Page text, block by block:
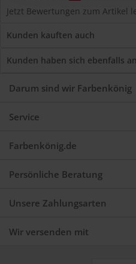
Jetzt Bewertungen zum Artikel
Kunden kauften auch
Kunden haben sich ebenfalls
Darum sind wir Farbenkönig
Service
Farbenkönig.de
Persönliche Beratung
Unsere Zahlungsarten
Wir versenden mit